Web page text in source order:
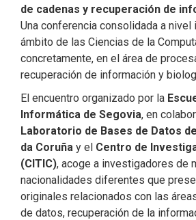
de cadenas y recuperación de
Una conferencia consolidada a nivel
ámbito de las Ciencias de la
concretamente, en el área de
recuperación de información y
El encuentro organizado por la
Informática de Segovia, en
Laboratorio de Bases de Datos
da Coruña y el Centro de
(CITIC), acoge a investigadores de
nacionalidades diferentes que
originales relacionados con las
de datos, recuperación de la